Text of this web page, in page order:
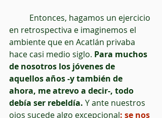
en retrospectiva e imaginemos el
ambiente que en Acatlán privaba
hace casi medio siglo. Para muchos
de nosotros los jóvenes de
aquellos años -y también de
ahora, me atrevo a decir-, todo
debía ser rebeldía. Y ante nuestros
ojos sucede algo excepcional: se nos